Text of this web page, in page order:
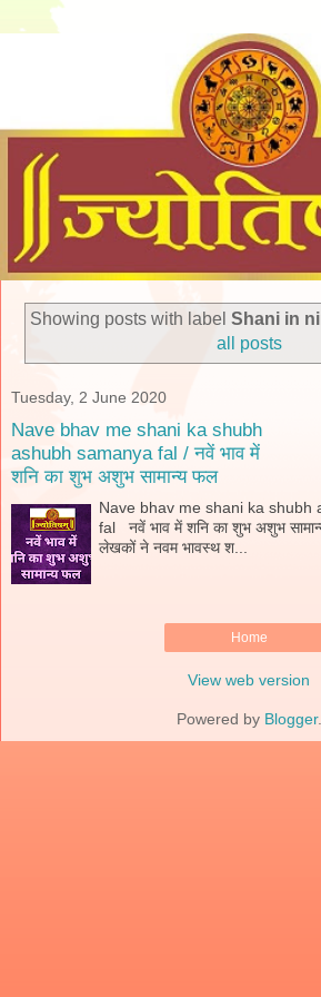
Showing posts with labelShani in
all posts
Tuesday, 2 June 2020
Nave bhav me shani ka shubh
ashubh samanya fal / नवें भाव में
शनि का शुभ अशुभ सामान्य फल
Nave bhav me shani ka shubh
fal नवें भाव में शनि का शुभ अशुभ
लेखकों ने नवम भावस्थ श...
Home
View web version
Powered by Blogger.